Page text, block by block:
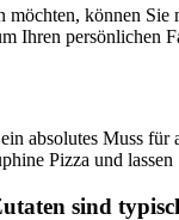
möchten, können
Ihren persönlichen
absolutes Muss
Pizza und
sind